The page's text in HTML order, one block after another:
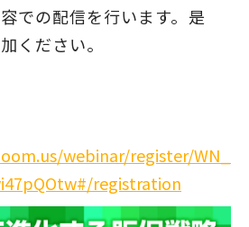
での配信を行います。是
ください。
webinar/register/WN_
registration